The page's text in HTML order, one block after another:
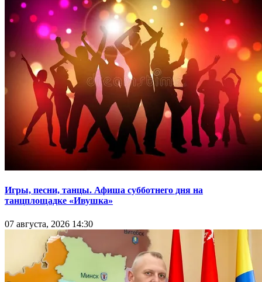
Игры, песни, танцы. Афиша субботнего дня на
танцплощадке «Ивушка»
07 августа, 2026 14:30